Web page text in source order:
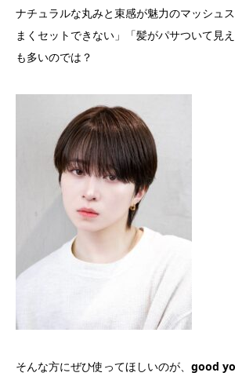
ナチュラルな丸みと束感が魅力のマッシュ
まくセットできない」「髪がパサついて見
も多いのでは？
そんな方にぜひ使ってほしいのが、 good